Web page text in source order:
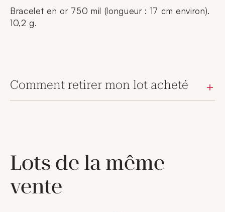
Bracelet en or 750 mil (longueur : 17 cm environ).
10,2 g.
Comment retirer mon lot acheté
Lots de la même
vente